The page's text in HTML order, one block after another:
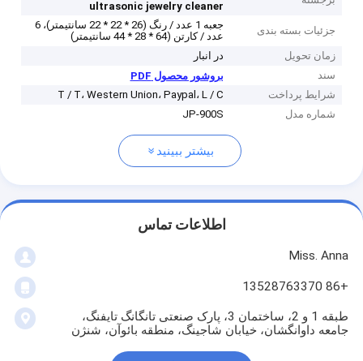
ultrasonic jewelry cleaner
جزئیات بسته بندی
جعبه 1 عدد / رنگ (26 * 22 * ​​22 سانتیمتر)، 6
عدد / کارتن (64 * 28 * 44 سانتیمتر)
زمان تحویل
در انبار
سند
بروشور محصول PDF
شرایط پرداخت
T / T، Western Union، Paypal، L / C
شماره مدل
JP-900S
بیشتر ببینید
اطلاعات تماس
Miss. Anna
+86 13528763370
طبقه 1 و 2، ساختمان 3، پارک صنعتی تانگانگ تایفنگ،
جامعه داوانگشان، خیابان شاجینگ، منطقه بائوآن، شنژن